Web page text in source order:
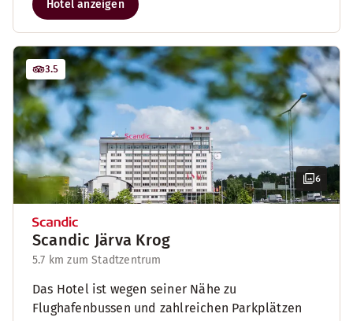
Hotel anzeigen
6
3.5
Scandic Järva Krog
5.7 km zum Stadtzentrum
Das Hotel ist wegen seiner Nähe zu
Flughafenbussen und zahlreichen Parkplätzen